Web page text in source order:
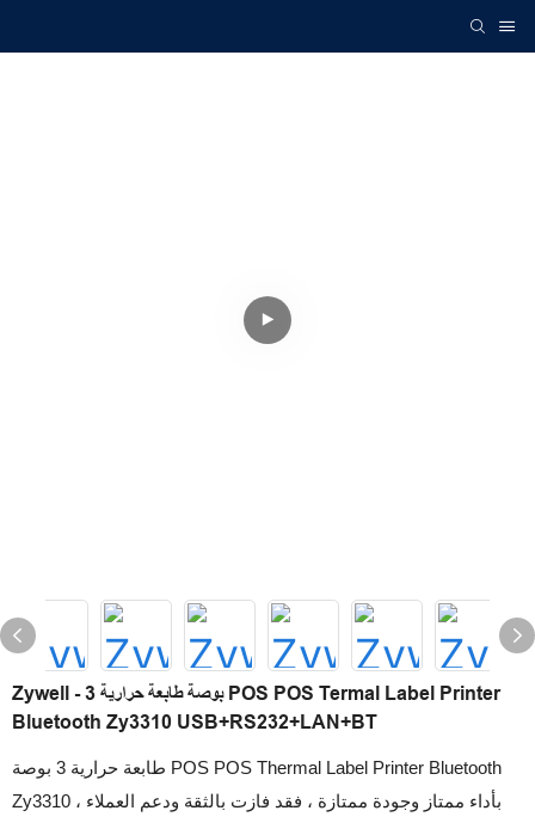
Zywell - 3 بوصة طابعة حرارية POS POS Termal Label Printer
Bluetooth Zy3310 USB+RS232+LAN+BT
طابعة حرارية 3 بوصة POS POS Thermal Label Printer Bluetooth
Zy3310 بأداء ممتاز وجودة ممتازة ، فقد فازت بالثقة ودعم العملاء ،